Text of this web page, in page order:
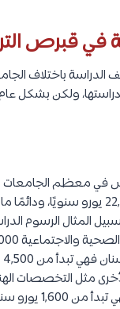
في قبرص
الدراسة باختلاف
ولكن بشكل
في معظم الجامعات
التركي بين 1,600 – 22,000 يورو
المثال الرسوم
مثل التخصصات
يورو سنويًا.